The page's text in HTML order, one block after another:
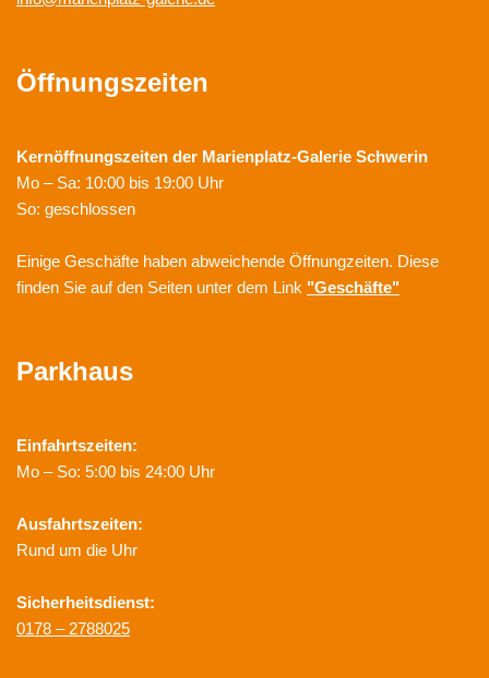
Öffnungszeiten
Kernöffnungszeiten der Marienplatz-Galerie Schwerin
Mo – Sa: 10:00 bis 19:00 Uhr
So: geschlossen
Einige Geschäfte haben abweichende Öffnungzeiten. Diese
finden Sie auf den Seiten unter dem Link "Geschäfte"
Parkhaus
Einfahrtszeiten:
Mo – So: 5:00 bis 24:00 Uhr
Ausfahrtszeiten:
Rund um die Uhr
Sicherheitsdienst:
0178 – 2788025